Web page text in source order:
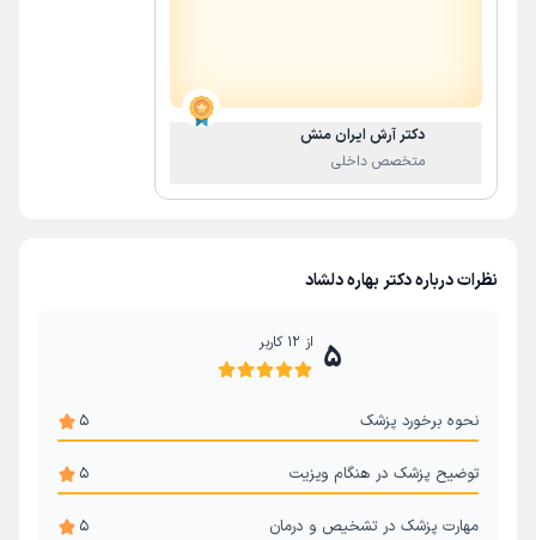
دکتر آرش ایران منش
متخصص داخلی
نظرات درباره دکتر بهاره دلشاد
5 از 12 کاربر
نحوه برخورد پزشک 5
توضیح پزشک در هنگام ویزیت 5
مهارت پزشک در تشخیص و درمان 5